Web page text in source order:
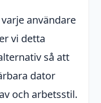
användare
vi detta
så att
dator
och arbetsstil.